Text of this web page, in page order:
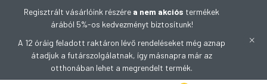
Regisztrált vásárlóink részére a nem akciós termékek
árából 5%-os kedvezményt biztosítunk!
A 12 óráig feladott raktáron lévő rendeléseket még aznap
átadjuk a futárszolgálatnak, így másnapra már az
otthonában lehet a megrendelt termék.